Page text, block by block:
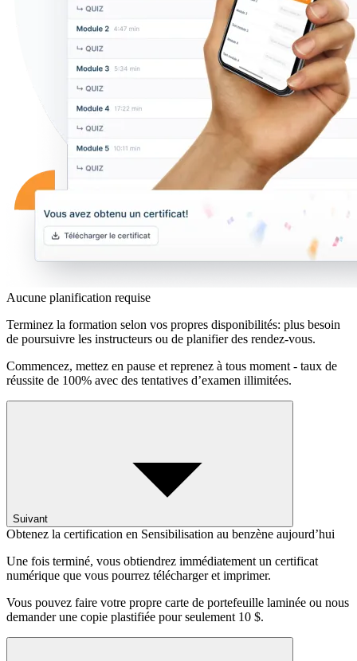
Aucune planification requise
Terminez la formation selon vos propres disponibilités: plus besoin
de poursuivre les instructeurs ou de planifier des rendez-vous.
Commencez, mettez en pause et reprenez à tous moment - taux de
réussite de 100% avec des tentatives d’examen illimitées.
Suivant
Obtenez la certification en Sensibilisation au benzène aujourd’hui
Une fois terminé, vous obtiendrez immédiatement un certificat
numérique que vous pourrez télécharger et imprimer.
Vous pouvez faire votre propre carte de portefeuille laminée ou nous
demander une copie plastifiée pour seulement 10 $.